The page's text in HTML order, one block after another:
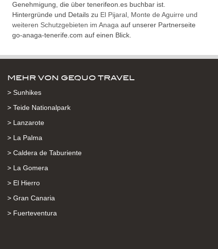
Genehmigung, die über tenerifeon.es buchbar ist.
Hintergründe und Details zu El Pijaral, Monte de Aguirre und
weiteren Schutzgebieten im Anaga auf unserer Partnerseite
go-anaga-tenerife.com auf einen Blick.
MEHR VON GEQUO TRAVEL
> Sunhikes
> Teide Nationalpark
> Lanzarote
> La Palma
> Caldera de Taburiente
> La Gomera
> El Hierro
> Gran Canaria
> Fuerteventura